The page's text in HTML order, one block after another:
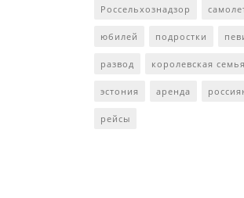
Россельхознадзор
юбилей подростки
развод королевская семья
эстония аренда
рейсы